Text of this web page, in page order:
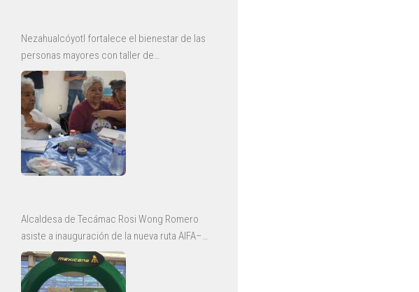
Nezahualcóyotl fortalece el bienestar de las
personas mayores con taller de
envejecimiento saludable
Alcaldesa de Tecámac Rosi Wong Romero
asiste a inauguración de la nueva ruta AIFA–
Bajío de Mexicana